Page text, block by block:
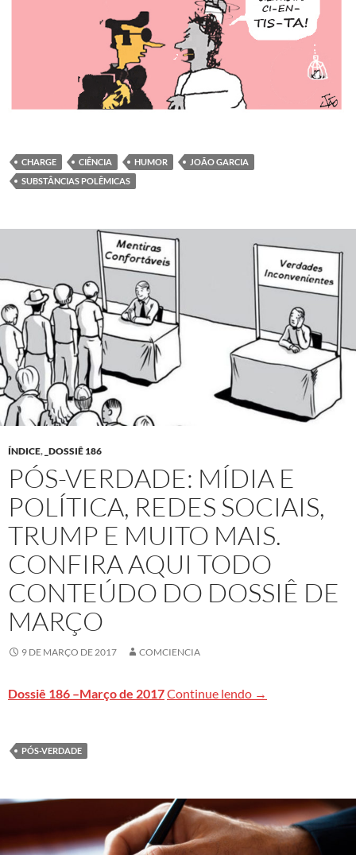
CHARGE CIÊNCIA HUMOR
JOÃO GARCIA
SUBSTÂNCIAS POLÊMICAS
ÍNDICE, _DOSSIÊ 186
PÓS-VERDADE: MÍDIA E
POLÍTICA, REDES SOCIAIS,
TRUMP E MUITO MAIS.
CONFIRA AQUI TODO
CONTEÚDO DO DOSSIÊ DE
MARÇO
9 DE MARÇO DE 2017 COMCIENCIA
Dossiê 186 –Março de 2017Continue lendo PÓS-VERDADE:
→
PÓS-VERDADE